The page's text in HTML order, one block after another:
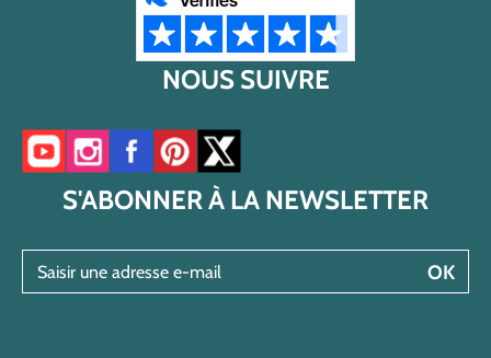
NOUS SUIVRE
Accéder à notre chaîne YouTube
Accéder à notre compte Instagram
Accéder à notre page Facebook
Accéder à notre compte Pinterest
Accéder à notre compte Twitter/X
S'ABONNER À LA NEWSLETTER
OK